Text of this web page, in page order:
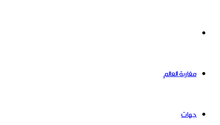
مغاربة العالم
جهات